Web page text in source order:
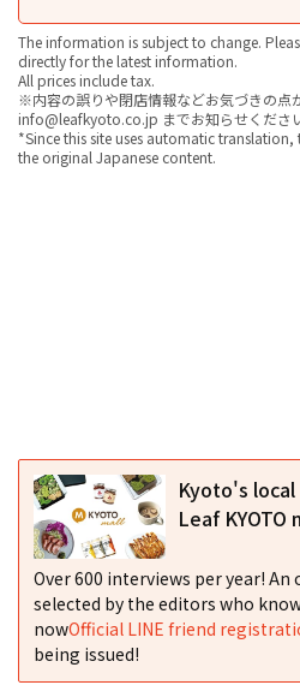
The information is subject to change.
directly for the latest information.
All prices include tax.
※内容の誤りや閉店情報などお気づきの点
info@leafkyoto.co.jp までお知らせください
*Since this site uses automatic
the original Japanese content.
Kyoto's
Leaf KYOTO
Over 600 interviews per year!
selected by the editors who
nowOfficial LINE friend
being issued!